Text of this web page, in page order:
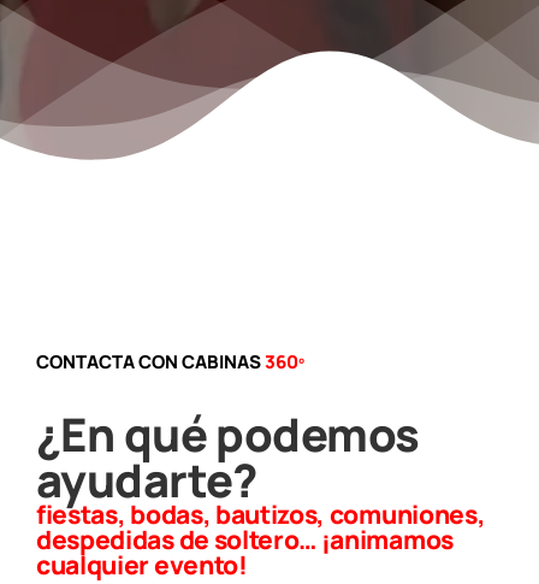
CONTACTA CON CABINAS360º
¿En qué podemos
ayudarte?
fiestas, bodas, bautizos, comuniones,
despedidas de soltero… ¡animamos
cualquier evento!